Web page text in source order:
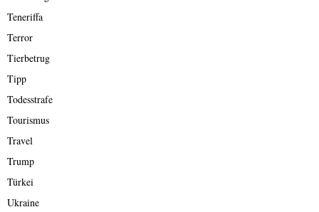
Teneriffa
Terror
Tierbetrug
Tipp
Todesstrafe
Tourismus
Travel
Trump
Türkei
Ukraine